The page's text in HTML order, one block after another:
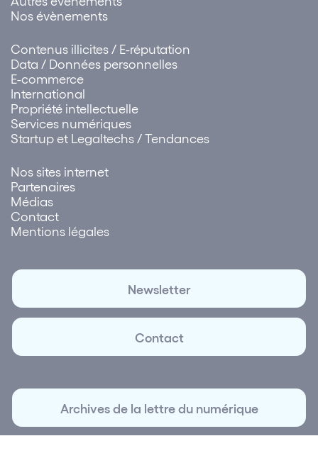
Nos évènements
Contenus illicites / E-réputation
Data / Données personnelles
E-commerce
International
Propriété intellectuelle
Services numériques
Startup et Legaltechs / Tendances
Nos sites internet
Partenaires
Médias
Contact
Mentions légales
Newsletter
Contact
Archives de la lettre du numérique